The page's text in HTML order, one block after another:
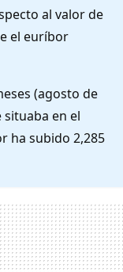
al valor de
el euríbor
(agosto de
en el
ha subido 2,285